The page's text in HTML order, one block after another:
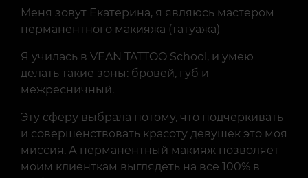
Меня зовут Екатерина, я являюсь мастером
перманентного макияжа (татуажа)
Я училась в VEAN TATTOO School, и умею
делать такие зоны: бровей, губ и
межресничный.
Эту сферу выбрала потому, что подчеркивать
и совершенствовать красоту девушек это моя
миссия. А перманентный макияж позволяет
моим клиенткам выглядеть на все 100% в